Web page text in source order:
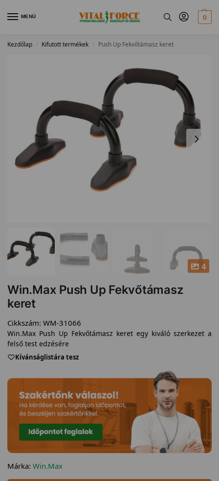
MENÜ 0
Kezdőlap / Kifutott termékek / Push Up Fekvőtámasz keret
4
Win.Max Push Up Fekvőtámasz
keret
Cikkszám: WM-31066
Win.Max Push Up Fekvőtámasz keret egy kiváló szerkezet a
felső test edzésére
Kívánságlistára tesz
Márka: Win.Max